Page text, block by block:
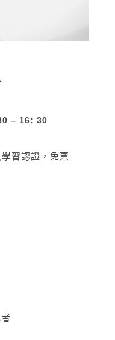
– 16: 30
習認證，免票